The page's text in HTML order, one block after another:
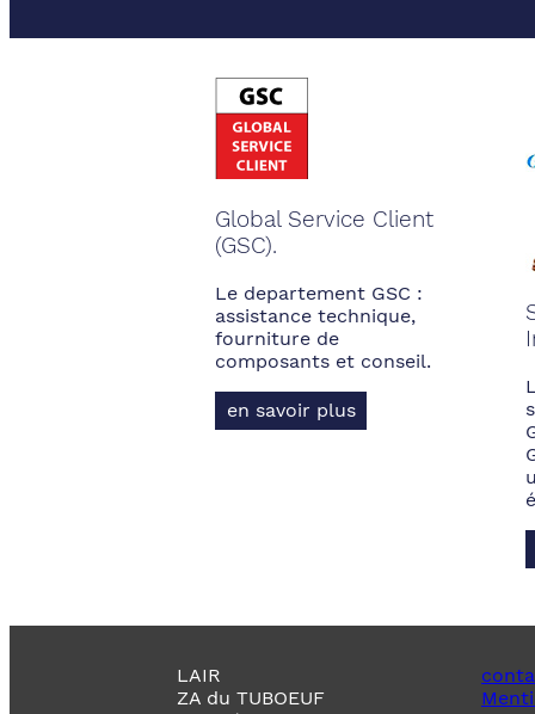
Global Service Client
(GSC).
Le departement GSC :
assistance technique,
fourniture de
composants et conseil.
en savoir plus
LAIR
ZA du TUBOEUF